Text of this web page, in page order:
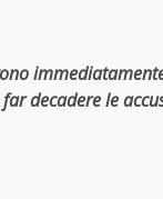
decadere le